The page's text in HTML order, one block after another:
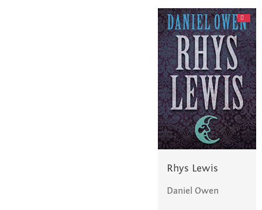
Rhys Lewis
Daniel Owen